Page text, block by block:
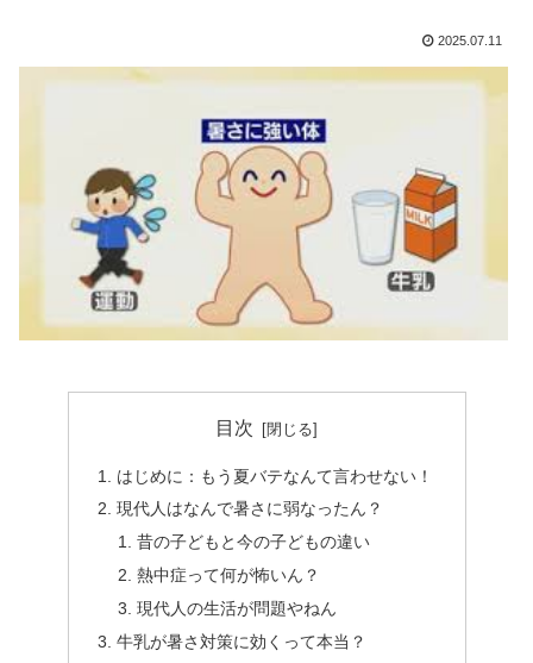
2025.07.11
目次
はじめに：もう夏バテなんて言わせない！
現代人はなんで暑さに弱なったん？
昔の子どもと今の子どもの違い
熱中症って何が怖いん？
現代人の生活が問題やねん
牛乳が暑さ対策に効くって本当？